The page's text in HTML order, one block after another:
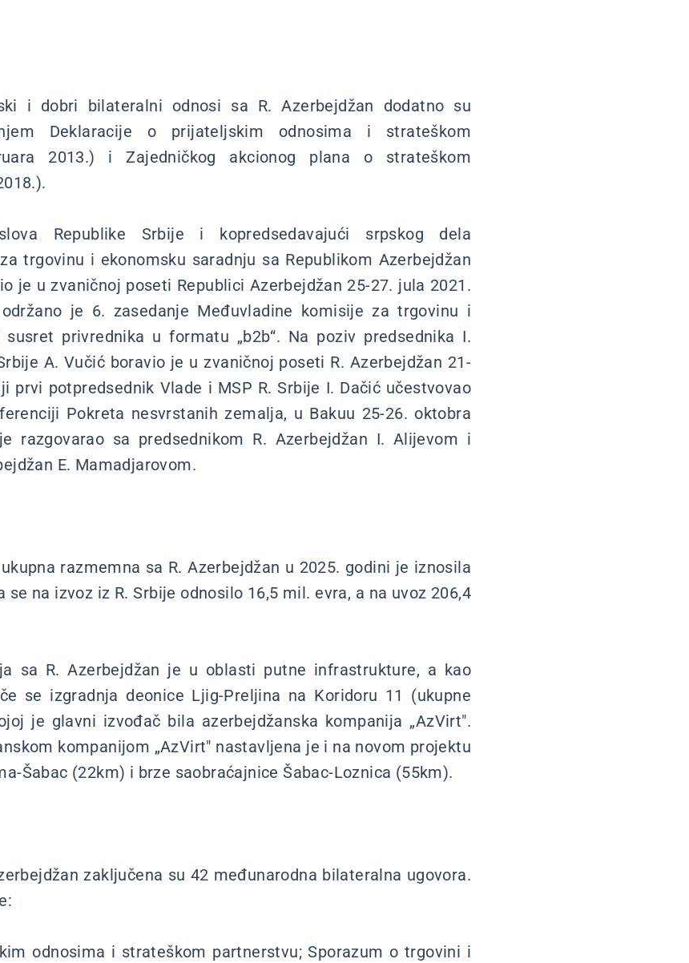
i dobri bilateralni odnosi sa R. Azerbejdžan dodatno su
Deklaracije o prijateljskim odnosima i strateškom
2013.) i Zajedničkog akcionog plana o strateškom
Republike Srbije i kopredsedavajući srpskog dela
trgovinu i ekonomsku saradnju sa Republikom Azerbejdžan
je u zvaničnoj poseti Republici Azerbejdžan 25-27. jula 2021.
je 6. zasedanje Međuvladine komisije za trgovinu i
privrednika u formatu „b2b“. Na poziv predsednika I.
A. Vučić boravio je u zvaničnoj poseti R. Azerbejdžan 21-
prvi potpredsednik Vlade i MSP R. Srbije I. Dačić učestvovao
Pokreta nesvrstanih zemalja, u Bakuu 25-26. oktobra
razgovarao sa predsednikom R. Azerbejdžan I. Alijevom i
E. Mamadjarovom.
razmemna sa R. Azerbejdžan u 2025. godini je iznosila
se na izvoz iz R. Srbije odnosilo 16,5 mil. evra, a na uvoz 206,4
sa R. Azerbejdžan je u oblasti putne infrastrukture, a kao
se izgradnja deonice Ljig-Preljina na Koridoru 11 (ukupne
je glavni izvođač bila azerbejdžanska kompanija „AzVirt".
kompanijom „AzVirt" nastavljena je i na novom projektu
Šabac (22km) i brze saobraćajnice Šabac-Loznica (55km).
zaključena su 42 međunarodna bilateralna ugovora.
odnosima i strateškom partnerstvu; Sporazum o trgovini i